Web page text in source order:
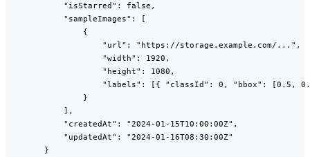
            "isStarred": false,
            "sampleImages": [
                {
                    "url": "https://storage.example.com/...",
                    "width": 1920,
                    "height": 1080,
"labels": [{ "classId": 0, "bbox": [0.5,
                }
            ],
            "createdAt": "2024-01-15T10:00:00Z",
            "updatedAt": "2024-01-16T08:30:00Z"
        }